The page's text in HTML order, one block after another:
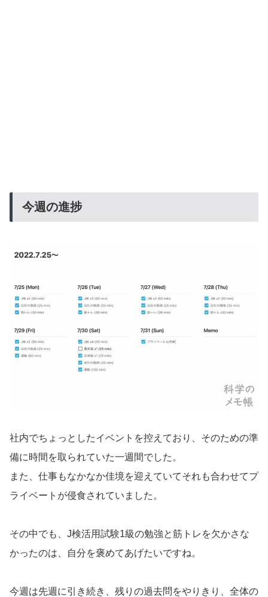
今週の進捗
社内でちょっとしたイベントを控えており、そのための準
備に時間を取られていた一週間でした。
また、仕事もなかなか佳境を迎えていてそれも合わせてプ
ライベートが侵食されていました。
その中でも、J検活用試験1級の勉強と筋トレを欠かさな
かったのは、自分を褒めてあげたいですね。
今週は先週に引き続き、残りの過去問をやりきり、全体の